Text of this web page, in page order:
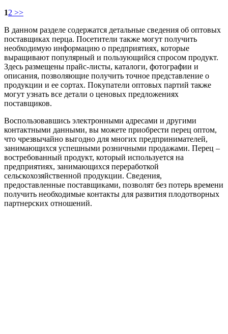
12 >>
В данном разделе содержатся детальные сведения об оптовых
поставщиках перца. Посетители также могут получить
необходимую информацию о предприятиях, которые
выращивают популярный и пользующийся спросом продукт.
Здесь размещены прайс-листы, каталоги, фотографии и
описания, позволяющие получить точное представление о
продукции и ее сортах. Покупатели оптовых партий также
могут узнать все детали о ценовых предложениях
поставщиков.
Воспользовавшись электронными адресами и другими
контактными данными, вы можете приобрести перец оптом,
что чрезвычайно выгодно для многих предпринимателей,
занимающихся успешными розничными продажами. Перец –
востребованный продукт, который используется на
предприятиях, занимающихся переработкой
сельскохозяйственной продукции. Сведения,
предоставленные поставщиками, позволят без потерь времени
получить необходимые контакты для развития плодотворных
партнерских отношений.